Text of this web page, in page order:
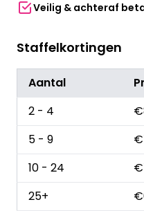
Veilig & achteraf
Staffelkortingen
Aantal
2 - 4
€
5 - 9
€
10 - 24
€
25+
€